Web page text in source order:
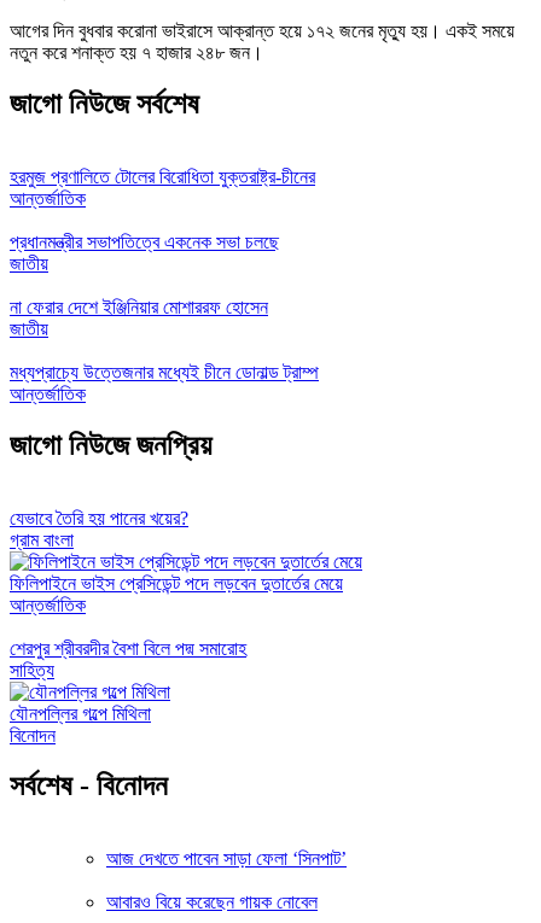
আগের দিন বুধবার করোনা ভাইরাসে আক্রান্ত হয়ে ১৭২ জনের মৃত্যু হয়। একই সময়ে
নতুন করে শনাক্ত হয় ৭ হাজার ২৪৮ জন।
জাগো নিউজে সর্বশেষ
হরমুজ প্রণালিতে টোলের বিরোধিতা যুক্তরাষ্ট্র-চীনের
আন্তর্জাতিক
প্রধানমন্ত্রীর সভাপতিত্বে একনেক সভা চলছে
জাতীয়
না ফেরার দেশে ইঞ্জিনিয়ার মোশাররফ হোসেন
জাতীয়
মধ্যপ্রাচ্যে উত্তেজনার মধ্যেই চীনে ডোনাল্ড ট্রাম্প
আন্তর্জাতিক
জাগো নিউজে জনপ্রিয়
যেভাবে তৈরি হয় পানের খয়ের?
গ্রাম বাংলা
ফিলিপাইনে ভাইস প্রেসিডেন্ট পদে লড়বেন দুতার্তের মেয়ে
আন্তর্জাতিক
শেরপুর শ্রীবরদীর বৈশা বিলে পদ্ম সমারোহ
সাহিত্য
যৌনপল্লির গল্পে মিথিলা
বিনোদন
সর্বশেষ - বিনোদন
আজ দেখতে পাবেন সাড়া ফেলা ‘সিনপাট’
আবারও বিয়ে করেছেন গায়ক নোবেল